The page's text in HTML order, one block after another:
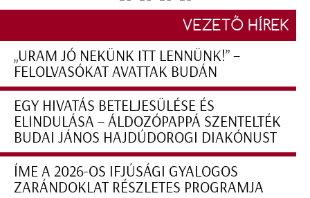
VEZETŐ HÍREK
„URAM JÓ NEKÜNK ITT LENNÜNK!” –
FELOLVASÓKAT AVATTAK BUDÁN
EGY HIVATÁS BETELJESÜLÉSE ÉS
ELINDULÁSA – ÁLDOZÓPAPPÁ SZENTELTÉK
BUDAI JÁNOS HAJDÚDOROGI DIAKÓNUST
ÍME A 2026-OS IFJÚSÁGI GYALOGOS
ZARÁNDOKLAT RÉSZLETES PROGRAMJA